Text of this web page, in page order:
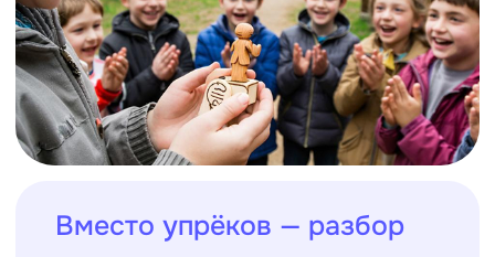
Проба ролей
Каждый должен попробовать себя в
роли лидера. Даже самый тихий
участник может раскрыться в
комфортной и поддерживающей
атмосфере.
5. АТМОСФЕРА УВАЖЕНИЯ